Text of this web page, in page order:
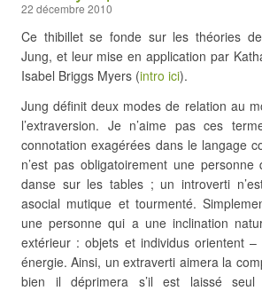
22 décembre 2010
Ce thibillet se fonde sur les théories
Jung, et leur mise en application par
Isabel Briggs Myers (intro ici).
Jung définit deux modes de relation au
l’extraversion. Je n’aime pas ces
connotation exagérées dans le langage
n’est pas obligatoirement une
danse sur les tables ; un introverti
asocial mutique et tourmenté.
une personne qui a une inclination
extérieur : objets et individus orientent
énergie. Ainsi, un extraverti aimera la
bien il déprimera s’il est laissé